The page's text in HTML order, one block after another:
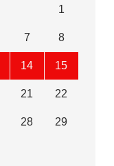
1
7 8
14 15
21 22
28 29